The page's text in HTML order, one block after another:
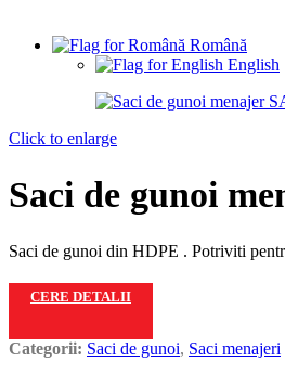
Română
English
Click to enlarge
Saci de gunoi
Saci de gunoi din HDPE . Potriviti
CERE DETALII
Categorii: Saci de gunoi, Saci menajeri